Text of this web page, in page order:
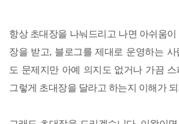
항상 초대장을 나눠드리고 나면 아쉬움이
장을 받고, 블로그를 제대로 운영하는
도 문제지만 아예 의지도 없거나 가끔
그렇게 초대장을 달라고 하는지 이해가
동남아시아